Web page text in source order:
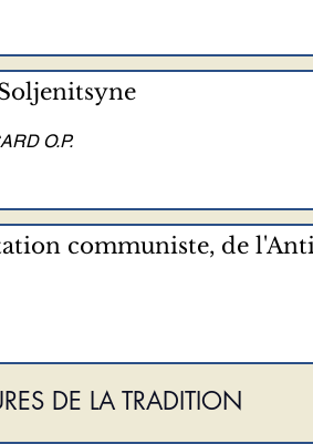
O.P.
communiste, de
DE LA TRADITION